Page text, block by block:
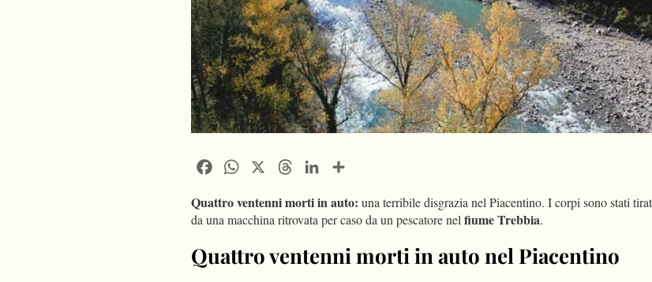
FacebookWhatsApp ThreadsLinkedIn
Quattro ventenni morti in auto: una terribile disgrazia nel Piacentino. I corpi sono stati
da una macchina ritrovata per caso da un pescatore nel fiume Trebbia.
Quattro ventenni morti in auto nel Piacentino